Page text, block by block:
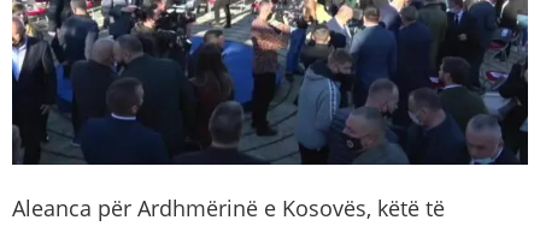
Aleanca për Ardhmërinë e Kosovës, këtë të